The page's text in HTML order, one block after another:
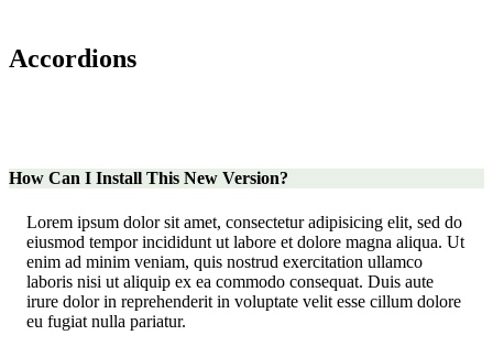
Accordions
How Can I Install This New Version?
Lorem ipsum dolor sit amet, consectetur adipisicing elit, sed do
eiusmod tempor incididunt ut labore et dolore magna aliqua. Ut
enim ad minim veniam, quis nostrud exercitation ullamco
laboris nisi ut aliquip ex ea commodo consequat. Duis aute
irure dolor in reprehenderit in voluptate velit esse cillum dolore
eu fugiat nulla pariatur.